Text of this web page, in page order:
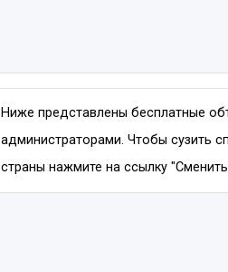
Ниже представлены бесплатные
администраторами. Чтобы сузить
страны нажмите на ссылку